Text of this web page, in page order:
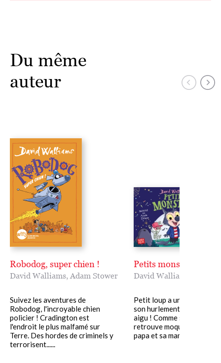
Du même
auteur
Robodog, super chien !
David Walliams, Adam Stower
Suivez les aventures de
Robodog, l'incroyable chien
policier ! Cradington est
l'endroit le plus malfamé sur
Terre. Des hordes de criminels y
terrorisent......
Petits monstres
David Walliams
Petit loup a un GROS
son hurlement est
aigu ! Comme sa famille se
retrouve moquée de tous,
papa et sa maman décident